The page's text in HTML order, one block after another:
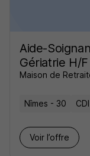
Aide-
Gériatrie H/F
Maison de
Nîmes - 30 CDI
Voir l’offre